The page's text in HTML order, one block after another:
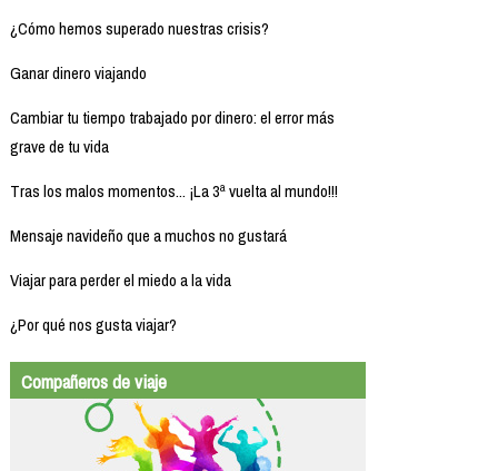
¿Cómo hemos superado nuestras crisis?
Ganar dinero viajando
Cambiar tu tiempo trabajado por dinero: el error más
grave de tu vida
Tras los malos momentos... ¡La 3ª vuelta al mundo!!!
Mensaje navideño que a muchos no gustará
Viajar para perder el miedo a la vida
¿Por qué nos gusta viajar?
Compañeros de viaje